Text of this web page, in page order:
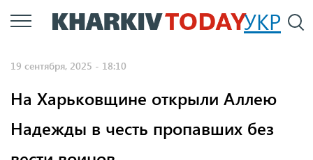
Перейти
к
УКР
19 сентября, 2025 - 18:10
На Харьковщине открыли Аллею
Надежды в честь пропавших без